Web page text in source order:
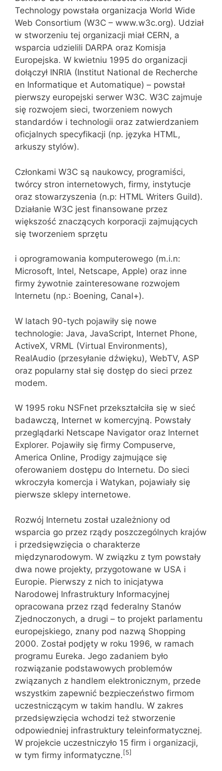
Technology powstała organizacja World Wide
Web Consortium (W3C – www.w3c.org). Udział
w stworzeniu tej organizacji miał CERN, a
wsparcia udzielili DARPA oraz Komisja
Europejska. W kwietniu 1995 do organizacji
dołączył INRIA (Institut National de Recherche
en Informatique et Automatique) – powstał
pierwszy europejski serwer W3C. W3C zajmuje
się rozwojem sieci, tworzeniem nowych
standardów i technologii oraz zatwierdzaniem
oficjalnych specyfikacji (np. języka HTML,
arkuszy stylów).
Członkami W3C są naukowcy, programiści,
twórcy stron internetowych, firmy, instytucje
oraz stowarzyszenia (n.p: HTML Writers Guild).
Działanie W3C jest finansowane przez
większość znaczących korporacji zajmujących
się tworzeniem sprzętu
i oprogramowania komputerowego (m.i.n:
Microsoft, Intel, Netscape, Apple) oraz inne
firmy żywotnie zainteresowane rozwojem
Internetu (np.: Boening, Canal+).
W latach 90-tych pojawiły się nowe
technologie: Java, JavaScript, Internet Phone,
ActiveX, VRML (Virtual Environments),
RealAudio (przesyłanie dźwięku), WebTV, ASP
oraz popularny stał się dostęp do sieci przez
modem.
W 1995 roku NSFnet przekształciła się w sieć
badawczą, Internet w komercyjną. Powstały
przeglądarki Netscape Navigator oraz Internet
Explorer. Pojawiły się firmy Compuserve,
America Online, Prodigy zajmujące się
oferowaniem dostępu do Internetu. Do sieci
wkroczyła komercja i Watykan, pojawiały się
pierwsze sklepy internetowe.
Rozwój Internetu został uzależniony od
wsparcia go przez rządy poszczególnych krajów
i przedsięwzięcia o charakterze
międzynarodowym. W związku z tym powstały
dwa nowe projekty, przygotowane w USA i
Europie. Pierwszy z nich to inicjatywa
Narodowej Infrastruktury Informacyjnej
opracowana przez rząd federalny Stanów
Zjednoczonych, a drugi – to projekt parlamentu
europejskiego, znany pod nazwą Shopping
2000. Został podjęty w roku 1996, w ramach
programu Eureka. Jego zadaniem było
rozwiązanie podstawowych problemów
związanych z handlem elektronicznym, przede
wszystkim zapewnić bezpieczeństwo firmom
uczestniczącym w takim handlu. W zakres
przedsięwzięcia wchodzi też stworzenie
odpowiedniej infrastruktury teleinformatycznej.
W projekcie uczestniczyło 15 firm i organizacji,
w tym firmy informatyczne.[5]